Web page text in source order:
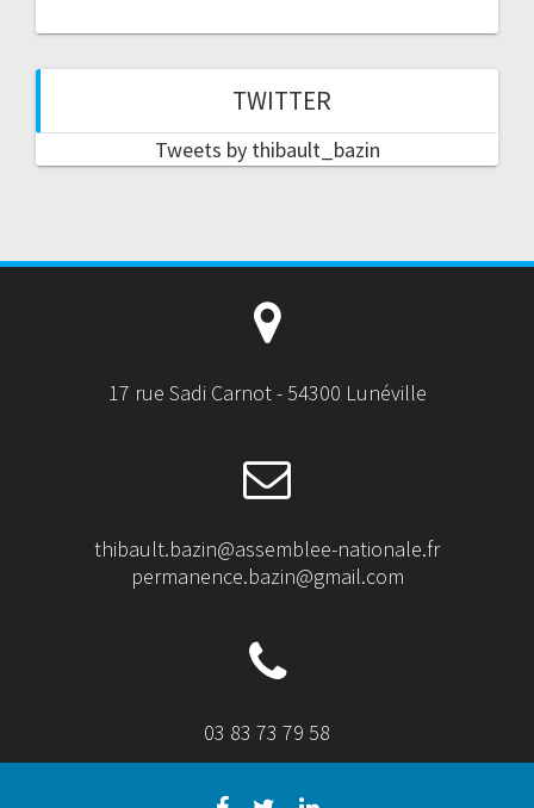
TWITTER
Tweets by thibault_bazin
17 rue Sadi Carnot - 54300 Lunéville
thibault.bazin@assemblee-nationale.fr
permanence.bazin@gmail.com
03 83 73 79 58